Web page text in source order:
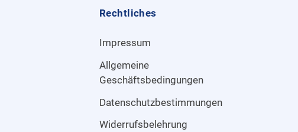
Rechtliches
Impressum
Allgemeine
Geschäftsbedingungen
Datenschutzbestimmungen
Widerrufsbelehrung